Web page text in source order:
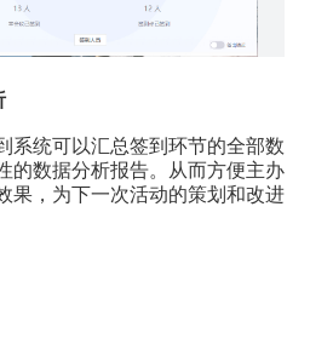
系统可以汇总签到环节的全部数
的数据分析报告。从而方便主办
果，为下一次活动的策划和改进